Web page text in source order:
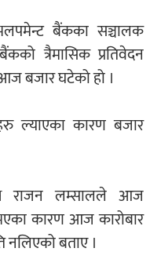
बैंकका सञ्चालक
बैंकको त्रैमासिक प्रतिवेदन
बजार घटेको हो ।
ल्याएका कारण बजार
राजन लम्सालले आज
कारण आज कारोबार
बताए ।